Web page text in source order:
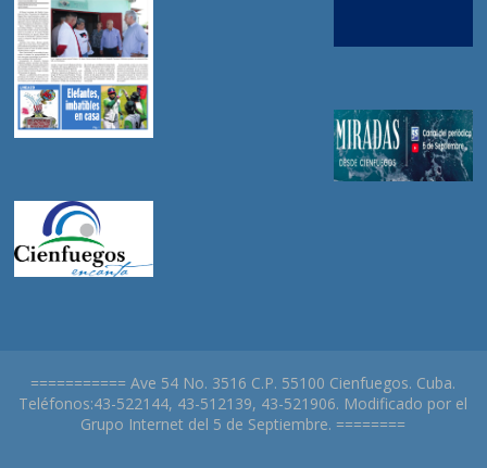
=========== Ave 54 No. 3516 C.P. 55100 Cienfuegos. Cuba.
Teléfonos:43-522144, 43-512139, 43-521906. Modificado por el
Grupo Internet del 5 de Septiembre. ========